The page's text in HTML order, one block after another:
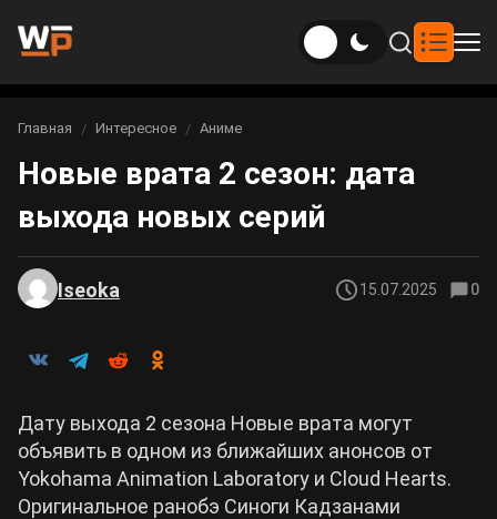
Новости
Новости Genshin Impact
Новости Honkai: Star Rail
Новости Zenless Zone Zero
Игры
Genshin Impact
Honkai: Star Rail
Neverness to Everness
Gothic 1 Remake
Arknights: Endfield
Билды
Билды Genshin Impact
Билды Neverness to Everness
Интересное
Фильмы и сериалы
Вы здесь:
Главная Интересное Аниме
Новые врата 2 сезон: дата
выхода новых серий
Iseoka 15.07.2025 0
Дату выхода 2 сезона Новые врата могут
объявить в одном из ближайших анонсов от
Yokohama Animation Laboratory и Cloud Hearts.
Оригинальное ранобэ Синоги Кадзанами